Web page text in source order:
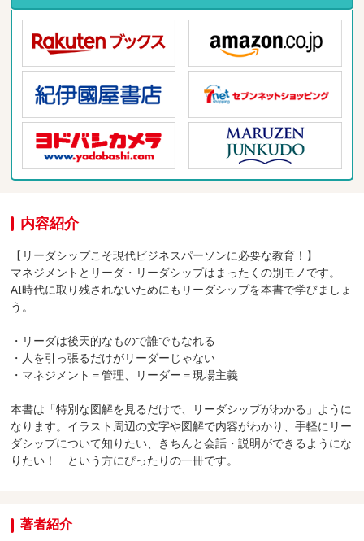
内容紹介
【リーダシップこそ現代ビジネスパーソンに必要な教育！】
マネジメントとリーダ・リーダシップはまったくの別モノです。
AI時代に取り残されないためにもリーダシップを本書で学びましょ
う。
・リーダは後天的なもので誰でもなれる
・人を引っ張るだけがリーダーじゃない
・マネジメント＝管理、リーダー＝現場主義
本書は「特別な図解を見るだけで、リーダシップがわかる」ように
なります。イラスト周辺の文字や図解で内容がわかり、手軽にリー
ダシップについて知りたい、きちんと会話・説明ができるようにな
りたい！ という方にぴったりの一冊です。
著者紹介